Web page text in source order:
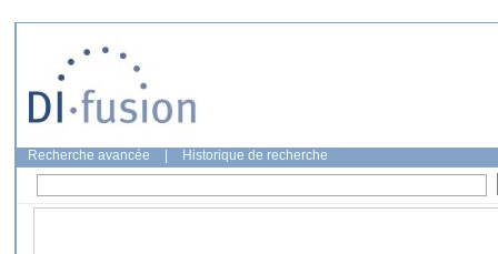
Recherche avancée Historique de recherche